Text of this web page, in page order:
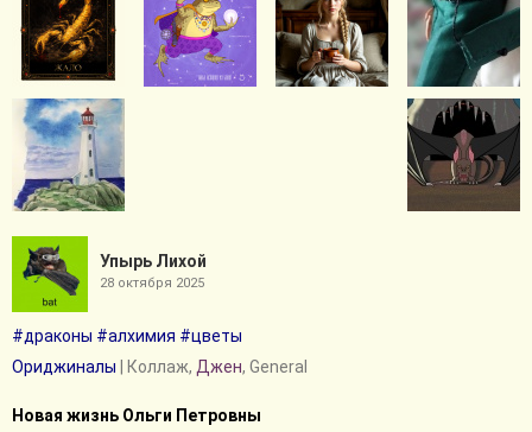
Упырь Лихой
28 октября 2025
#драконы #алхимия #цветы
Ориджиналы | Коллаж, Джен, General
Новая жизнь Ольги Петровны